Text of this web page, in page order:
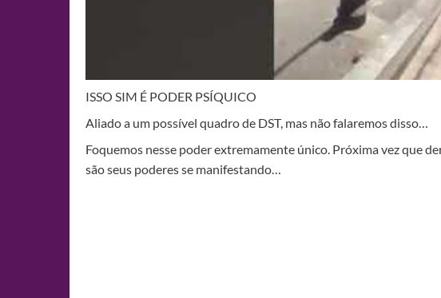
ISSO SIM É PODER PSÍQUICO
Aliado a um possível quadro de DST, mas não falaremos disso…
Foquemos nesse poder extremamente único. Próxima vez que
são seus poderes se manifestando…